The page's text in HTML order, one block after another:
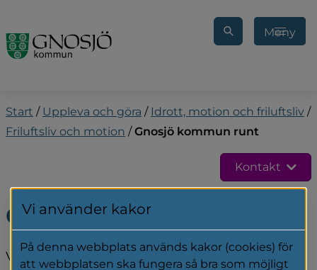
Meny
Start / Uppleva och göra / Idrott, motion och friluftsliv /
Friluftsliv och motion / Gnosjö kommun runt
Kontakt
Gnosjö kommun runt
Varje år har vi tävlingen "Gnosjö kommun runt"
Vi använder kakor
På denna webbplats används kakor (cookies) för
att webbplatsen ska fungera så bra som möjligt